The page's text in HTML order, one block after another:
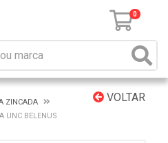
0
VOLTAR
ZINCADA
UNC BELENUS